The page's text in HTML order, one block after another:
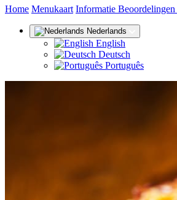
Home Menukaart Informatie Beoordelingen
Nederlands
English
Deutsch
Português